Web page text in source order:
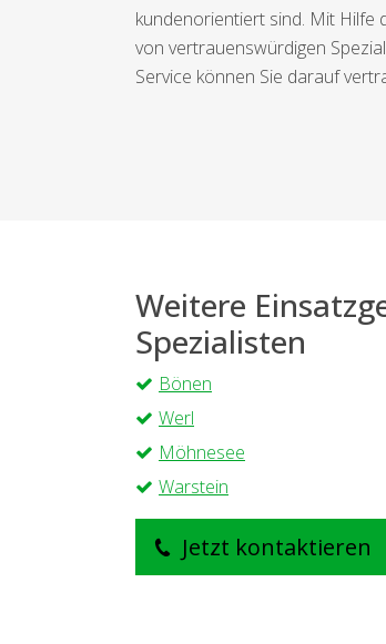
kundenorientiert sind. Mit Hilfe
von vertrauenswürdigen
Service können Sie darauf
Weitere
Spezialisten
Bönen
Werl
Möhnesee
Warstein
Jetzt kontaktieren